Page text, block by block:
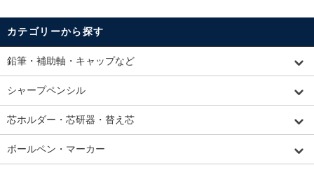
カテゴリーから探す
鉛筆・補助軸・キャップなど
シャープペンシル
芯ホルダー・芯研器・替え芯
ボールペン・マーカー